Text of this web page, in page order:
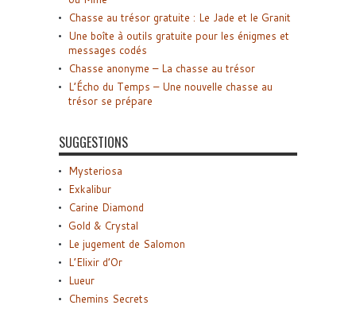
Chasse au trésor gratuite : Le Jade et le Granit
Une boîte à outils gratuite pour les énigmes et
messages codés
Chasse anonyme – La chasse au trésor
L’Écho du Temps – Une nouvelle chasse au
trésor se prépare
SUGGESTIONS
Mysteriosa
Exkalibur
Carine Diamond
Gold & Crystal
Le jugement de Salomon
L’Elixir d’Or
Lueur
Chemins Secrets